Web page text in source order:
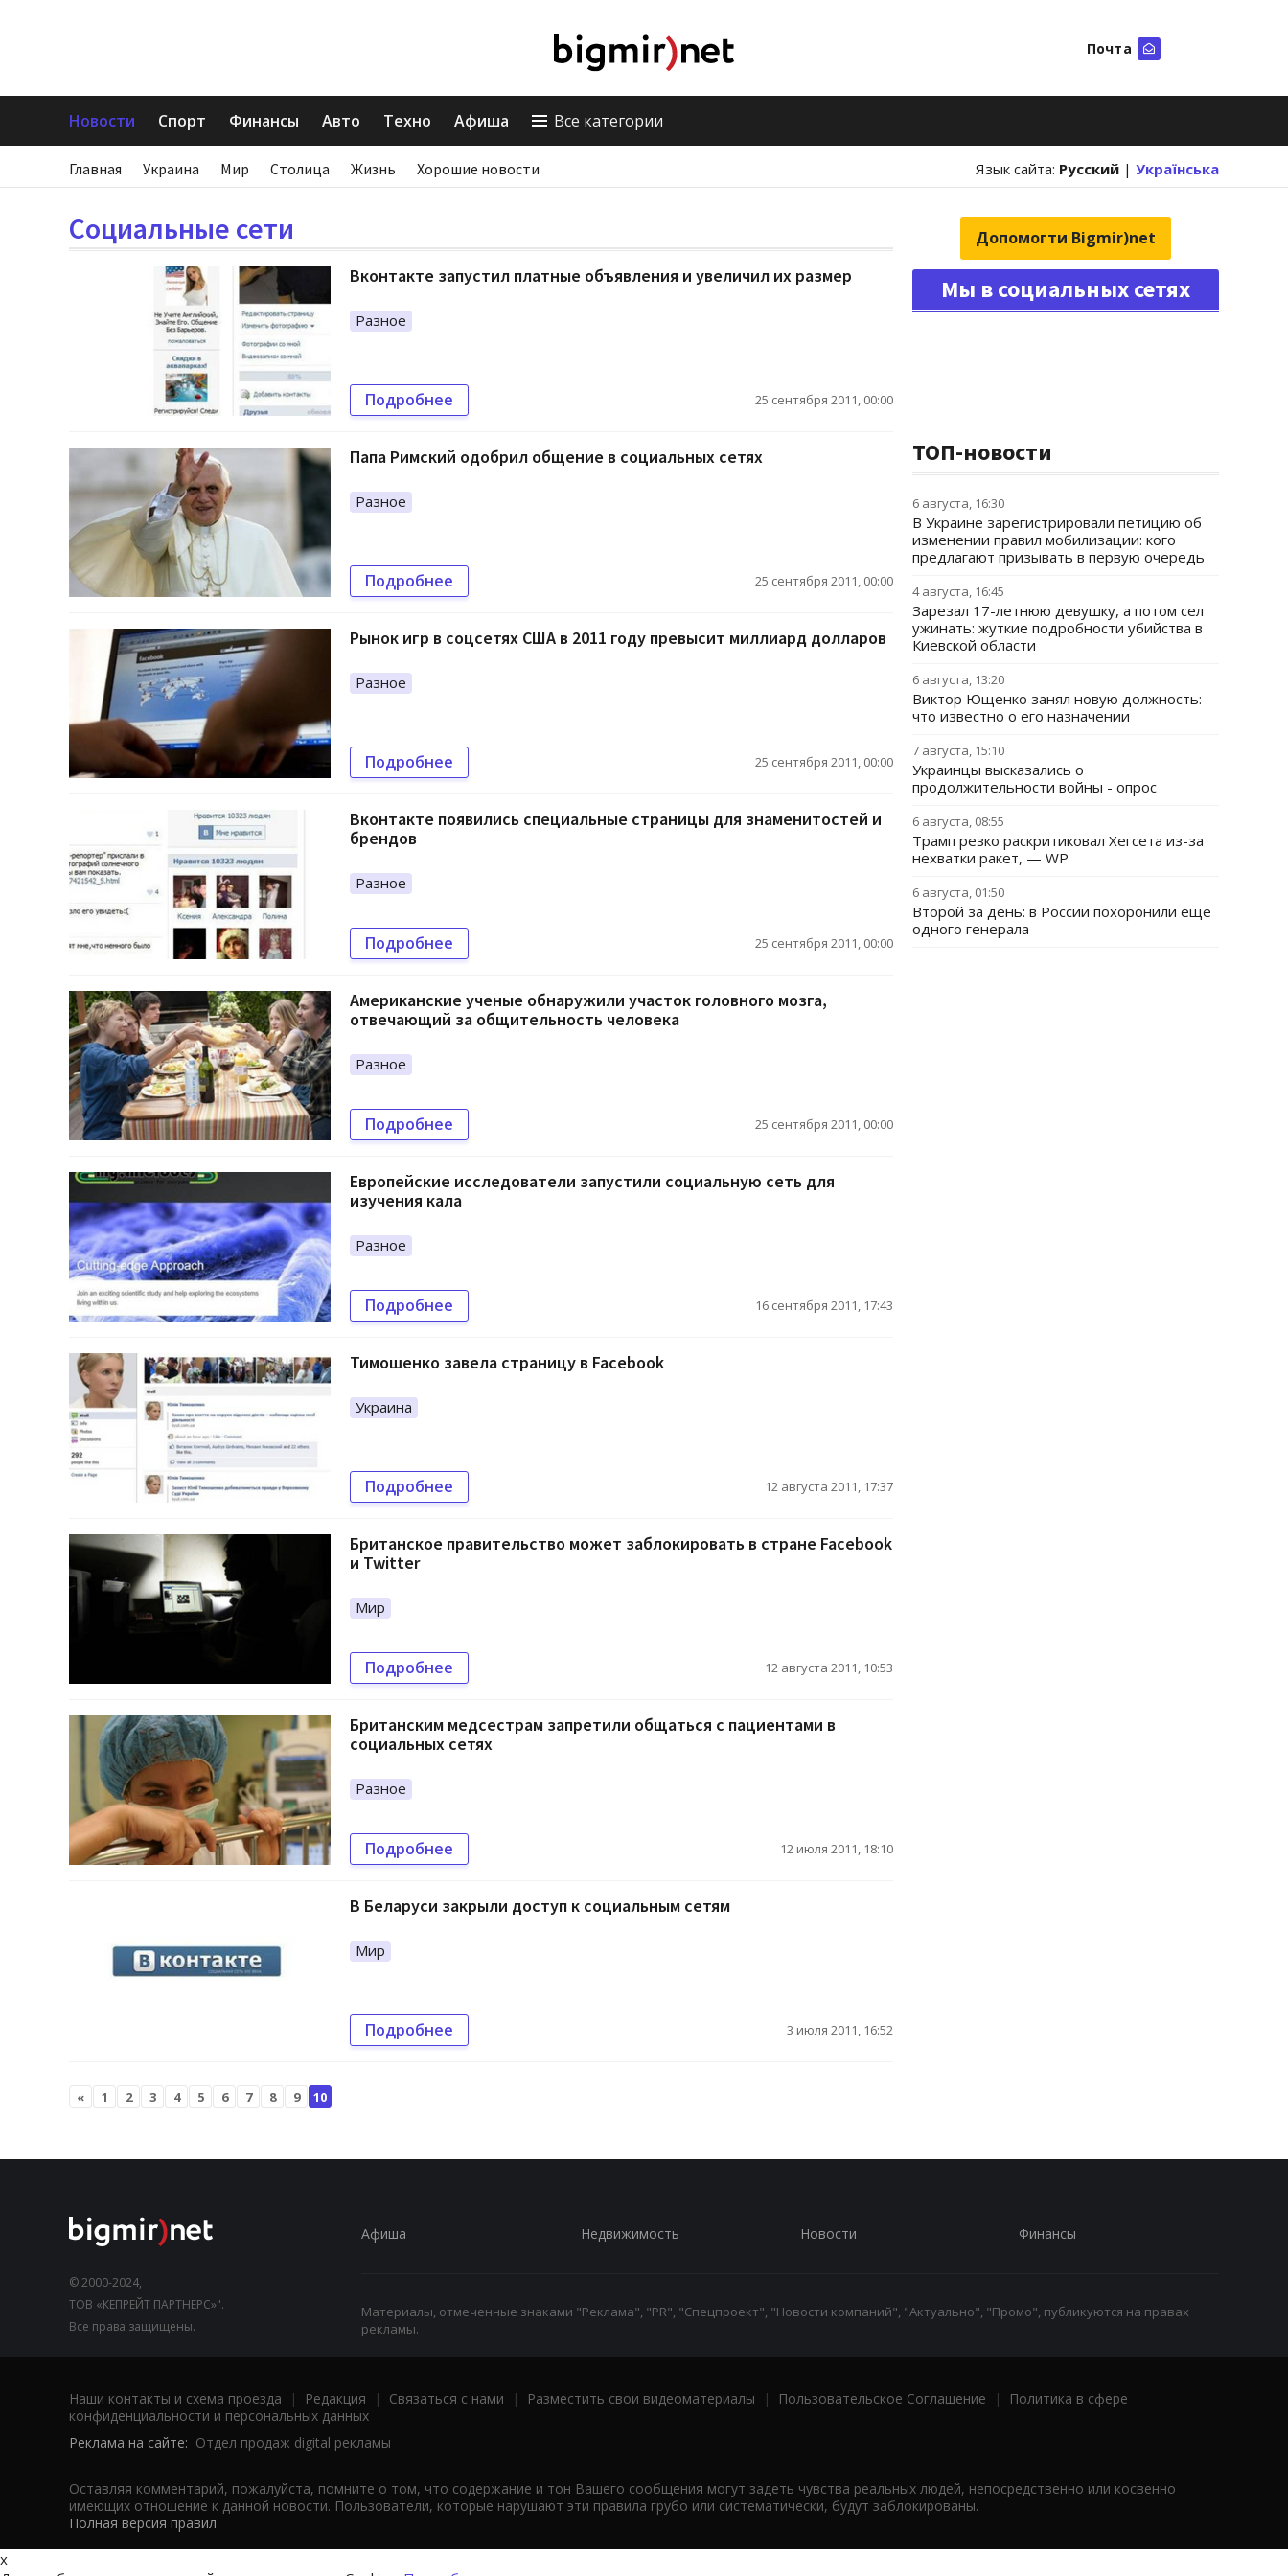
Почта
Новости Спорт Финансы Авто Техно Афиша Все категории
Главная Украина Мир Столица Жизнь Хорошие новости Язык сайта: Русский | Українська
Социальные сети
Вконтакте запустил платные объявления и увеличил их размер
Разное
Подробнее 25 сентября 2011, 00:00
Папа Римский одобрил общение в социальных сетях
Разное
Подробнее 25 сентября 2011, 00:00
Рынок игр в соцсетях США в 2011 году превысит миллиард долларов
Разное
Подробнее 25 сентября 2011, 00:00
Вконтакте появились специальные страницы для знаменитостей и
брендов
Разное
Подробнее 25 сентября 2011, 00:00
Американские ученые обнаружили участок головного мозга,
отвечающий за общительность человека
Разное
Подробнее 25 сентября 2011, 00:00
Европейские исследователи запустили социальную сеть для
изучения кала
Разное
Подробнее 16 сентября 2011, 17:43
Тимошенко завела страницу в Facebook
Украина
Подробнее 12 августа 2011, 17:37
Британское правительство может заблокировать в стране Facebook
и Twitter
Мир
Подробнее 12 августа 2011, 10:53
Британским медсестрам запретили общаться с пациентами в
социальных сетях
Разное
Подробнее 12 июля 2011, 18:10
В Беларуси закрыли доступ к социальным сетям
Мир
Подробнее 3 июля 2011, 16:52
« 1 2 3 4 5 6 7 8 9 10
Допомогти Bigmir)net
Мы в социальных сетях
ТОП-новости
6 августа, 16:30
В Украине зарегистрировали петицию об
изменении правил мобилизации: кого
предлагают призывать в первую очередь
4 августа, 16:45
Зарезал 17-летнюю девушку, а потом сел
ужинать: жуткие подробности убийства в
Киевской области
6 августа, 13:20
Виктор Ющенко занял новую должность:
что известно о его назначении
7 августа, 15:10
Украинцы высказались о
продолжительности войны - опрос
6 августа, 08:55
Трамп резко раскритиковал Хегсета из-за
нехватки ракет, — WP
6 августа, 01:50
Второй за день: в России похоронили еще
одного генерала
© 2000-2024,
ТОВ «КЕПРЕЙТ ПАРТНЕРС»".
Все права защищены.
Афиша Недвижимость Новости Финансы
Материалы, отмеченные знаками "Реклама", "PR", "Спецпроект", "Новости компаний", "Актуально", "Промо", публикуются на правах
рекламы.
Наши контакты и схема проезда | Редакция | Связаться с нами | Разместить свои видеоматериалы | Пользовательское Соглашение |
Политика в сфере
конфиденциальности и персональных данных
Реклама на сайте: Отдел продаж digital рекламы
Оставляя комментарий, пожалуйста, помните о том, что содержание и тон Вашего сообщения могут задеть чувства реальных людей, непосредственно или косвенно
имеющих отношение к данной новости. Пользователи, которые нарушают эти правила грубо или систематически, будут заблокированы.
Полная версия правил
x